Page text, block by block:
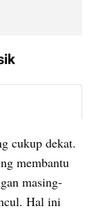
cukup dekat.
membantu
masing-
Hal ini